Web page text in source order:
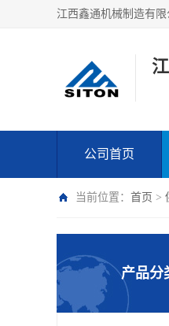
公司首页
当前位置： 首页 >
产品分